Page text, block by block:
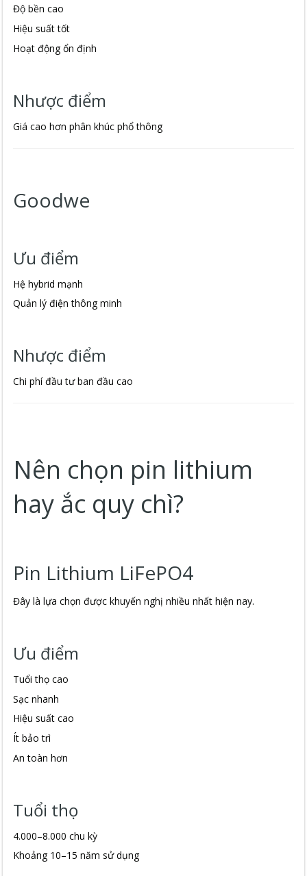
Độ bền cao
Hiệu suất tốt
Hoạt động ổn định
Nhược điểm
Giá cao hơn phân khúc phổ thông
Goodwe
Ưu điểm
Hệ hybrid mạnh
Quản lý điện thông minh
Nhược điểm
Chi phí đầu tư ban đầu cao
Nên chọn pin lithium
hay ắc quy chì?
Pin Lithium LiFePO4
Đây là lựa chọn được khuyến nghị nhiều nhất hiện nay.
Ưu điểm
Tuổi thọ cao
Sạc nhanh
Hiệu suất cao
Ít bảo trì
An toàn hơn
Tuổi thọ
4.000–8.000 chu kỳ
Khoảng 10–15 năm sử dụng